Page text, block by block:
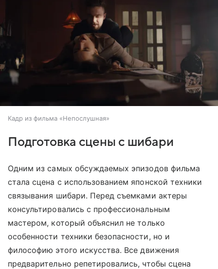
Кадр из фильма «Непослушная»
Подготовка сцены с шибари
Одним из самых обсуждаемых эпизодов фильма
стала сцена с использованием японской техники
связывания шибари. Перед съемками актеры
консультировались с профессиональным
мастером, который объяснил не только
особенности техники безопасности, но и
философию этого искусства. Все движения
предварительно репетировались, чтобы сцена